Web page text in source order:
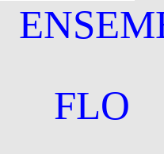
FLO